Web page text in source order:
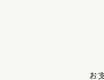
お